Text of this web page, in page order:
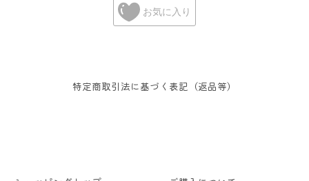
お気に入り
特定商取引法に基づく表記（返品等）